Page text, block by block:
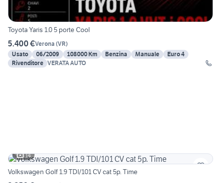
Toyota Yaris 1.0 5 porte Cool
5.400 €Verona (VR)
Usato
06/2009 108000 Km Benzina Manuale
Euro 4
Rivenditore VERATA AUTO
14
Volkswagen Golf 1.9 TDI/101 CV cat 5p. Time